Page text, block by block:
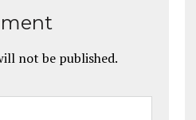
not be published.